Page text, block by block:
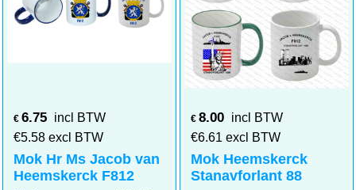
€ 6.75 incl BTW
€5.58 excl BTW
Mok Hr Ms Jacob van
Heemskerck F812
€ 8.00 incl BTW
€6.61 excl BTW
Mok Heemskerck
Stanavforlant 88